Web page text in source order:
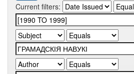
Current filters: